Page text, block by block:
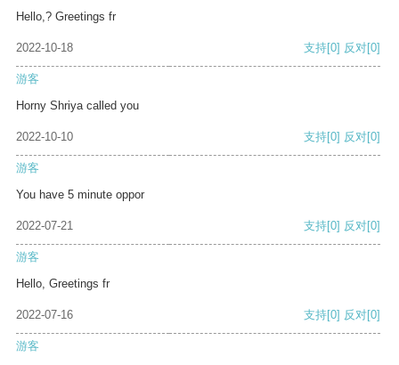
Hello,? Greetings fr
2022-10-18 支持[0] 反对[0]
游客
Horny Shriya called you
2022-10-10 支持[0] 反对[0]
游客
You have 5 minute oppor
2022-07-21 支持[0] 反对[0]
游客
Hello, Greetings fr
2022-07-16 支持[0] 反对[0]
游客